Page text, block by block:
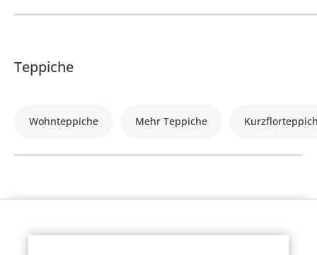
Teppiche
Wohnteppiche Mehr Teppiche